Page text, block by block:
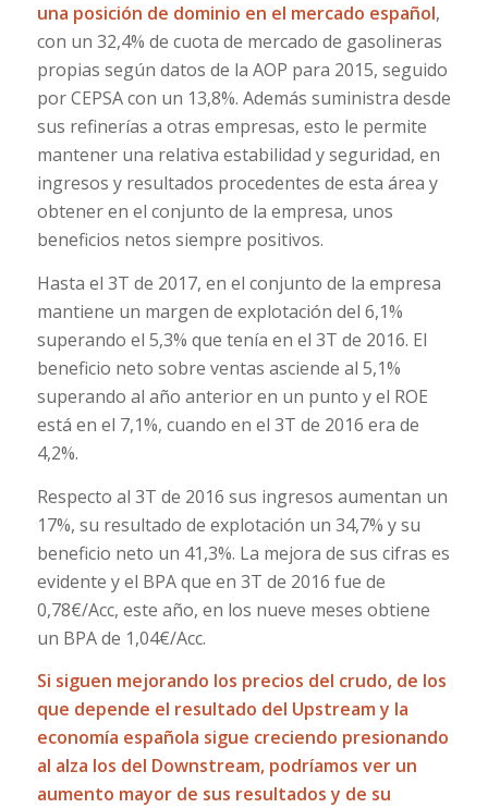
una posición de dominio en el mercado español,
con un 32,4% de cuota de mercado de gasolineras
propias según datos de la AOP para 2015, seguido
por CEPSA con un 13,8%. Además suministra desde
sus refinerías a otras empresas, esto le permite
mantener una relativa estabilidad y seguridad, en
ingresos y resultados procedentes de esta área y
obtener en el conjunto de la empresa, unos
beneficios netos siempre positivos.
Hasta el 3T de 2017, en el conjunto de la empresa
mantiene un margen de explotación del 6,1%
superando el 5,3% que tenía en el 3T de 2016. El
beneficio neto sobre ventas asciende al 5,1%
superando al año anterior en un punto y el ROE
está en el 7,1%, cuando en el 3T de 2016 era de
4,2%.
Respecto al 3T de 2016 sus ingresos aumentan un
17%, su resultado de explotación un 34,7% y su
beneficio neto un 41,3%. La mejora de sus cifras es
evidente y el BPA que en 3T de 2016 fue de
0,78€/Acc, este año, en los nueve meses obtiene
un BPA de 1,04€/Acc.
Si siguen mejorando los precios del crudo, de los
que depende el resultado del Upstream y la
economía española sigue creciendo presionando
al alza los del Downstream, podríamos ver un
aumento mayor de sus resultados y de su